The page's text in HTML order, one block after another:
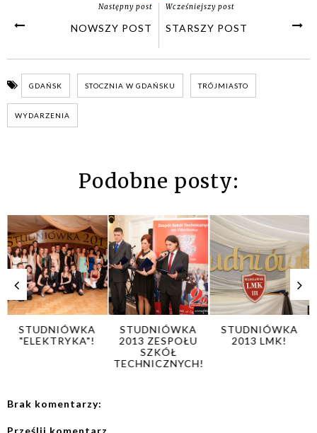
Następny post
NOWSZY POST
Wcześniejszy post
STARSZY POST
GDAŃSK STOCZNIA W GDAŃSKU TRÓJMIASTO
WYDARZENIA
Podobne posty:
STUDNIÓWKA
"ELEKTRYKA"!
STUDNIÓWKA
2013 ZESPOŁU
SZKÓŁ
TECHNICZNYCH!
STUDNIÓWKA
2013 LMK!
Brak komentarzy:
Prześlij komentarz